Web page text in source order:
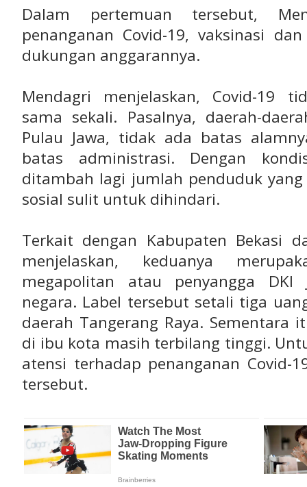
Dalam pertemuan tersebut,
penanganan Covid-19, vaksinasi
dukungan anggarannya.
Mendagri menjelaskan, Covid-19
sama sekali. Pasalnya, daerah-
Pulau Jawa, tidak ada batas
batas administrasi. Dengan
ditambah lagi jumlah penduduk
sosial sulit untuk dihindari.
Terkait dengan Kabupaten Bekasi
menjelaskan, keduanya
megapolitan atau penyangga DKI
negara. Label tersebut setali tiga
daerah Tangerang Raya. Sementara
di ibu kota masih terbilang tinggi.
atensi terhadap penanganan Covid-
tersebut.